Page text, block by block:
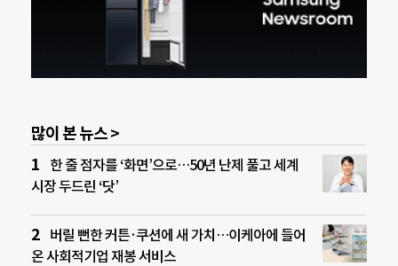
많이 본 뉴스 >
한 줄 점자를 ‘화면’으로…50년 난제 풀고 세계
시장 두드린 ‘닷’
버릴 뻔한 커튼·쿠션에 새 가치…이케아에 들어
온 사회적기업 재봉 서비스